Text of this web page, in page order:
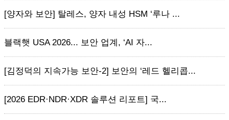
[양자와 보안] 탈레스, 양자 내성 HSM ‘루나 ...
블랙햇 USA 2026... 보안 업계, ‘AI 자...
[김정덕의 지속가능 보안-2] 보안의 ‘레드 헬리콥...
[2026 EDR·NDR·XDR 솔루션 리포트] 국...